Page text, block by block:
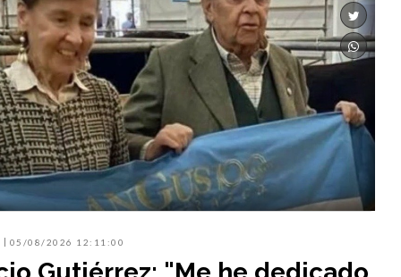
05/08/2026 12:11:00